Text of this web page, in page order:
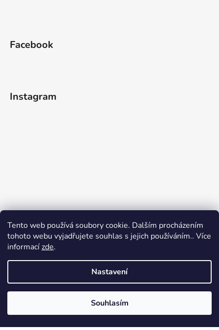
Tento web používá soubory cookie. Dalším procházením
tohoto webu vyjadřujete souhlas s jejich používáním.. Více
informacízde.
Nastavení
Souhlasím
Facebook
Instagram
Sledovat na Instagramu
Vytvořil Shoptet